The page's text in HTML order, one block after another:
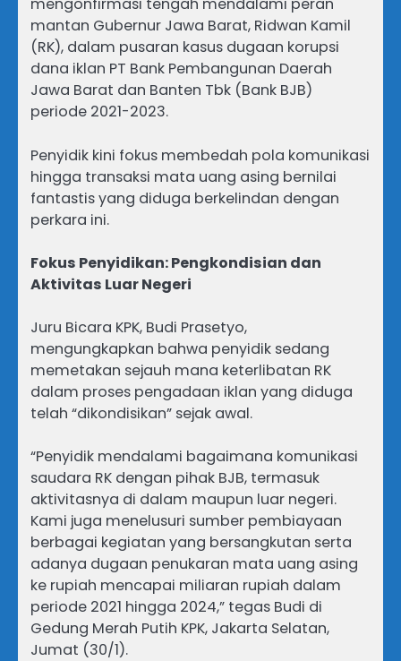
mengonfirmasi tengah mendalami peran
mantan Gubernur Jawa Barat, Ridwan Kamil
(RK), dalam pusaran kasus dugaan korupsi
dana iklan PT Bank Pembangunan Daerah
Jawa Barat dan Banten Tbk (Bank BJB)
periode 2021-2023.
Penyidik kini fokus membedah pola komunikasi
hingga transaksi mata uang asing bernilai
fantastis yang diduga berkelindan dengan
perkara ini.
Fokus Penyidikan: Pengkondisian dan
Aktivitas Luar Negeri
Juru Bicara KPK, Budi Prasetyo,
mengungkapkan bahwa penyidik sedang
memetakan sejauh mana keterlibatan RK
dalam proses pengadaan iklan yang diduga
telah “dikondisikan” sejak awal.
“Penyidik mendalami bagaimana komunikasi
saudara RK dengan pihak BJB, termasuk
aktivitasnya di dalam maupun luar negeri.
Kami juga menelusuri sumber pembiayaan
berbagai kegiatan yang bersangkutan serta
adanya dugaan penukaran mata uang asing
ke rupiah mencapai miliaran rupiah dalam
periode 2021 hingga 2024,” tegas Budi di
Gedung Merah Putih KPK, Jakarta Selatan,
Jumat (30/1).